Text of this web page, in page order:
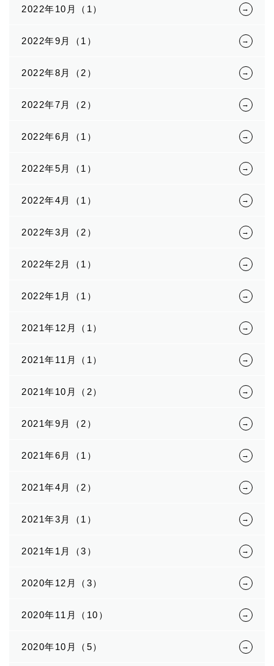
2022年10月（1）
2022年9月（1）
2022年8月（2）
2022年7月（2）
2022年6月（1）
2022年5月（1）
2022年4月（1）
2022年3月（2）
2022年2月（1）
2022年1月（1）
2021年12月（1）
2021年11月（1）
2021年10月（2）
2021年9月（2）
2021年6月（1）
2021年4月（2）
2021年3月（1）
2021年1月（3）
2020年12月（3）
2020年11月（10）
2020年10月（5）